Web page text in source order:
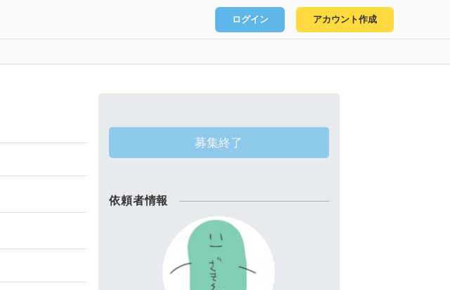
ログイン アカウント作成
募集終了
依頼者情報